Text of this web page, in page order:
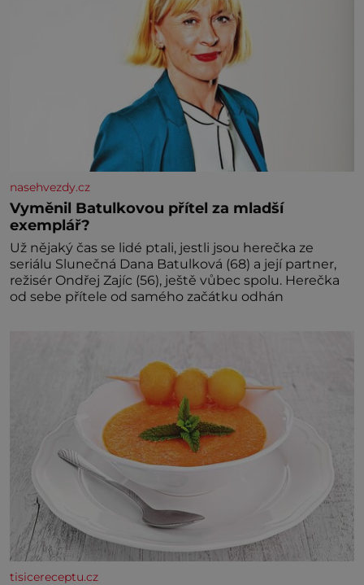
nasehvezdy.cz
Vyměnil Batulkovou přítel za mladší
exemplář?
Už nějaký čas se lidé ptali, jestli jsou herečka ze
seriálu Slunečná Dana Batulková (68) a její partner,
režisér Ondřej Zajíc (56), ještě vůbec spolu. Herečka
od sebe přítele od samého začátku odhán
tisicereceptu.cz